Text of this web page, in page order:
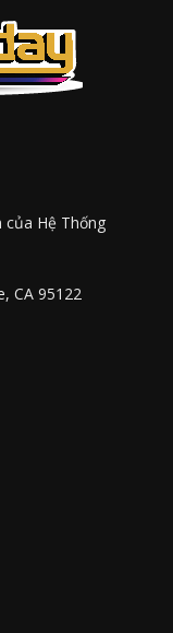
của Hệ Thống
CA 95122